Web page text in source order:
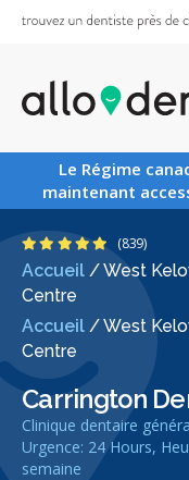
Le Régime
maintenant
Accueil /West
Centre
Accueil /West
Centre
Carrington
Clinique dentaire
Urgence: 24 Hours,
semaine
4.9 étoiles
(839)